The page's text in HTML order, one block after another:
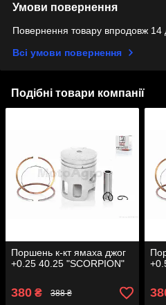
Умови повернення
Повернення товару впродовж 14
Всі умови повернення
Подібні товари компанії
Поршень к-кт ямаха джог
+0.25 40.25 "SCORPION"
380 ₴ 388 ₴